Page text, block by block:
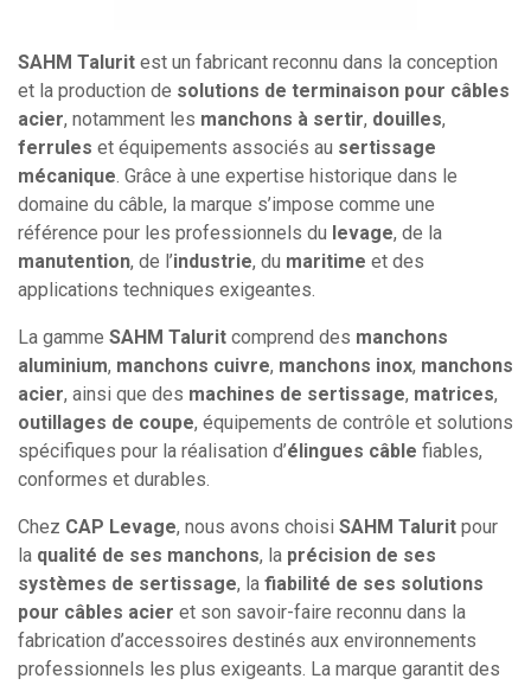
SAHM Talurit est un fabricant reconnu dans la conception
et la production de solutions de terminaison pour câbles
acier, notamment les manchons à sertir, douilles,
ferrules et équipements associés au sertissage
mécanique. Grâce à une expertise historique dans le
domaine du câble, la marque s’impose comme une
référence pour les professionnels du levage, de la
manutention, de l’industrie, du maritime et des
applications techniques exigeantes.
La gamme SAHM Talurit comprend des manchons
aluminium, manchons cuivre, manchons inox, manchons
acier, ainsi que des machines de sertissage, matrices,
outillages de coupe, équipements de contrôle et solutions
spécifiques pour la réalisation d’élingues câble fiables,
conformes et durables.
Chez CAP Levage, nous avons choisi SAHM Talurit pour
la qualité de ses manchons, la précision de ses
systèmes de sertissage, la fiabilité de ses solutions
pour câbles acier et son savoir-faire reconnu dans la
fabrication d’accessoires destinés aux environnements
professionnels les plus exigeants. La marque garantit des